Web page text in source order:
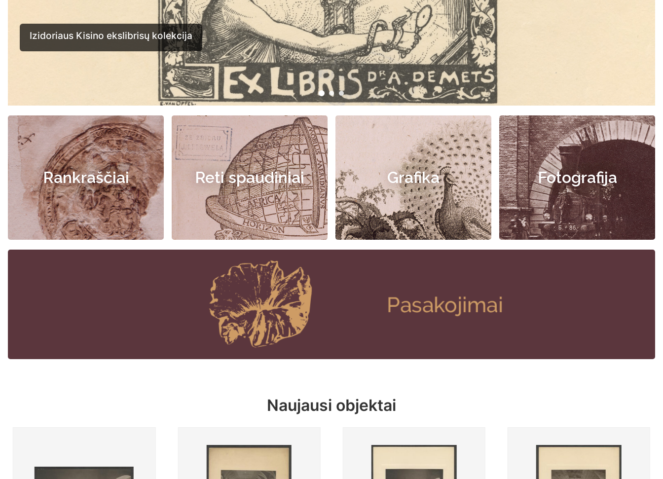
Rankraščiai Reti spaudiniai Grafika Fotografija
Naujausi objektai